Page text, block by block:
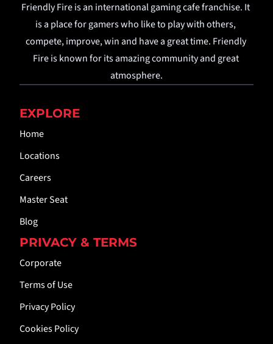
Friendly Fire is an international gaming cafe franchise. It
is a place for gamers who like to play with others,
compete, improve, win and have a great time. Friendly
Fire is known for its amazing community and great
atmosphere.
EXPLORE
Home
Locations
Careers
Master Seat
Blog
PRIVACY & TERMS
Corporate
Terms of Use
Privacy Policy
Cookies Policy